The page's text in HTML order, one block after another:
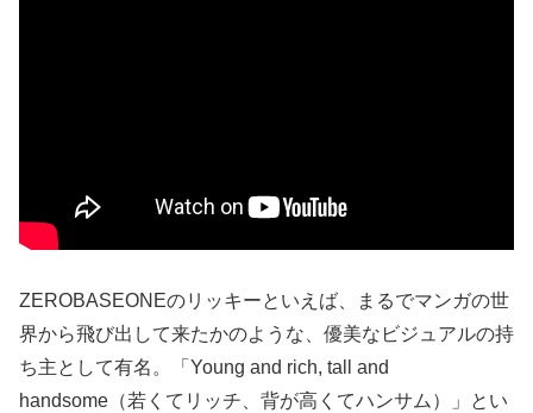
ZEROBASEONEのリッキーといえば、まるでマンガの世
界から飛び出して来たかのような、優美なビジュアルの持
ち主として有名。「Young and rich, tall and
handsome（若くてリッチ、背が高くてハンサム）」とい